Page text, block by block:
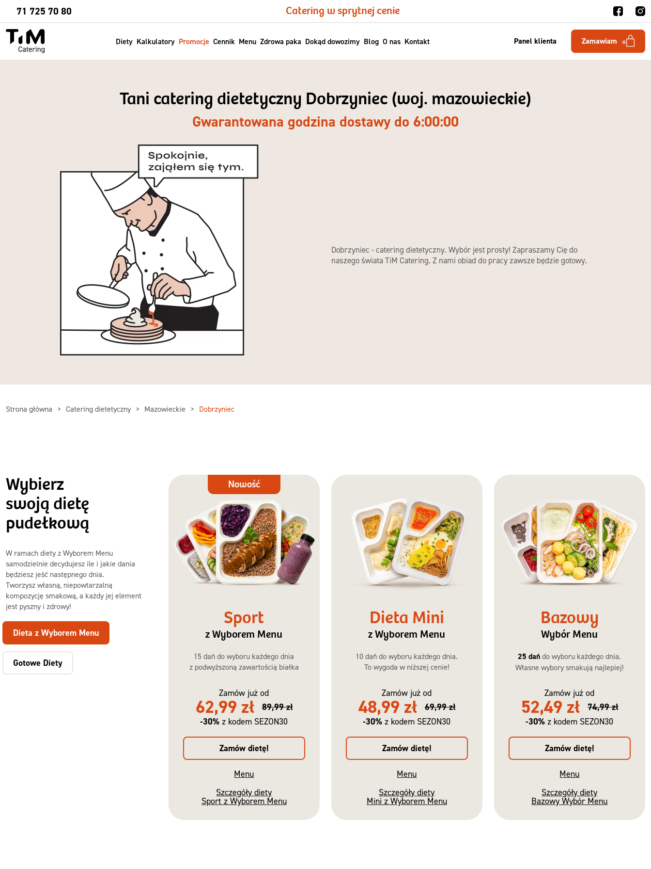
71 725 70 80 Catering w sprytnej cenie
Panel klienta Zamawiam
Diety Kalkulatory Promocje Cennik Menu Zdrowa paka Dokąd dowozimy Blog O nas Kontakt
Sprawdź
Tani catering dietetyczny Dobrzyniec (woj. mazowieckie)
Gwarantowana godzina dostawy do 6:00:00
Dobrzyniec - catering dietetyczny. Wybór jest prosty! Zapraszamy Cię do
naszego świata TiM Catering. Z nami obiad do pracy zawsze będzie gotowy.
Strona główna Catering dietetyczny Mazowieckie Dobrzyniec
Wybierz
swoją dietę
pudełkową
W ramach diety z Wyborem Menu
samodzielnie decydujesz ile i jakie dania
będziesz jeść następnego dnia.
Tworzysz własną, niepowtarzalną
kompozycję smakową, a każdy jej element
jest pyszny i zdrowy!
Dieta z Wyborem Menu
Gotowe Diety
Dieta
Nowość
Sport
z Wyborem Menu
15 dań do wyboru każdego dnia
z podwyższoną zawartością białka
Zamów już od
62,99 zł
89,99 zł
-30% z kodem SEZON30
Zamów dietę!
Menu
Szczegóły diety
Sport z Wyborem Menu
Dieta Mini
z Wyborem Menu
10 dań do wyboru każdego dnia.
To wygoda w niższej cenie!
Zamów już od
48,99 zł
69,99 zł
-30% z kodem SEZON30
Zamów dietę!
Menu
Szczegóły diety
Mini z Wyborem Menu
Bazowy
Wybór Menu
25 dań do wyboru każdego dnia.
Własne wybory smakują najlepiej!
Zamów już od
52,49 zł
74,99 zł
-30% z kodem SEZON30
Zamów dietę!
Menu
Szczegóły diety
Bazowy Wybór Menu